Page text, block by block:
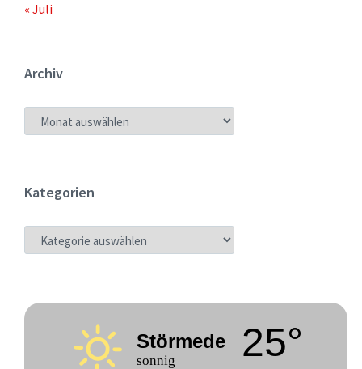
« Juli
Archiv
ARCHIV
Kategorien
KATEGORIEN
Störmede
sonnig 25°